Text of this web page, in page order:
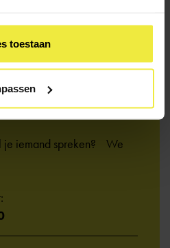
toestaan
je iemand spreken? We